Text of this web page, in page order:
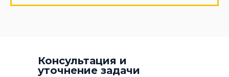
Консультация и
уточнение задачи